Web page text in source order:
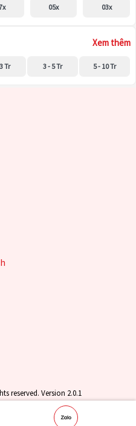
05x 03x
Xem thêm
Tr 3 - 5 Tr 5 - 10 Tr
reserved. Version 2.0.1